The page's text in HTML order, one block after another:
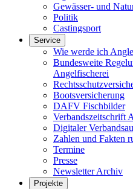
Gewässer- und
Politik
Castingsport
Service
Wie werde ich
Bundesweite
Angelfischerei
Bootsversicherung
DAFV Fischbilder
Verbandszeitschrift
Digitaler
Zahlen und Fakten
Termine
Presse
Newsletter Archiv
Projekte